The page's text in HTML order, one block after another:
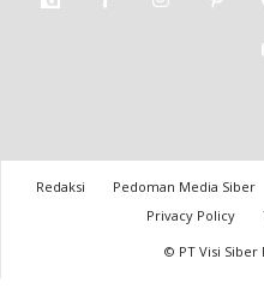
Redaksi Pedoman Media Siber
Privacy Policy
© PT Visi Siber